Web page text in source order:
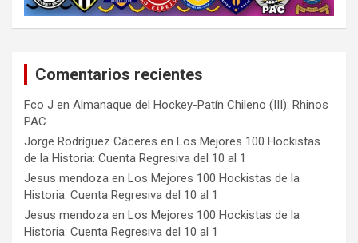
Comentarios recientes
Fco J en Almanaque del Hockey-Patín Chileno (III): Rhinos
PAC
Jorge Rodríguez Cáceres en Los Mejores 100 Hockistas
de la Historia: Cuenta Regresiva del 10 al 1
Jesus mendoza en Los Mejores 100 Hockistas de la
Historia: Cuenta Regresiva del 10 al 1
Jesus mendoza en Los Mejores 100 Hockistas de la
Historia: Cuenta Regresiva del 10 al 1